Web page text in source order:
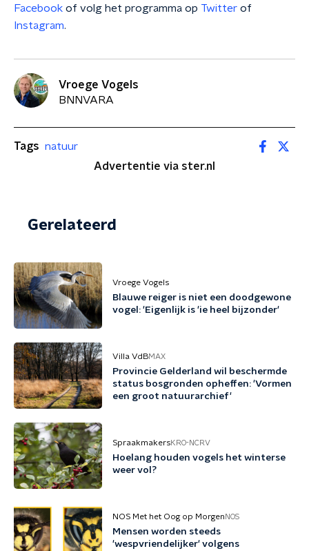
Facebook of volg het programma op Twitter of
Instagram.
Vroege Vogels
BNNVARA
Tags natuur
Advertentie via ster.nl
Gerelateerd
Vroege Vogels
Blauwe reiger is niet een doodgewone
vogel: 'Eigenlijk is 'ie heel bijzonder'
Villa VdBMAX
Provincie Gelderland wil beschermde
status bosgronden opheffen: 'Vormen
een groot natuurarchief'
SpraakmakersKRO-NCRV
Hoelang houden vogels het winterse
weer vol?
NOS Met het Oog op Morgen NOS
Mensen worden steeds
'wespvriendelijker' volgens